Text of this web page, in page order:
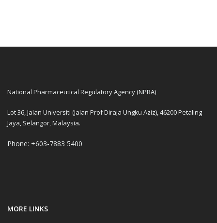
National Pharmaceutical Regulatory Agency (NPRA)
Lot 36, Jalan Universiti (Jalan Prof Diraja Ungku Aziz), 46200 Petaling
Jaya, Selangor, Malaysia.
Phone: +603-7883 5400
MORE LINKS